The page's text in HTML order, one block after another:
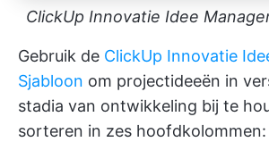
ClickUp Innovatie Idee
Gebruik de ClickUp Innovatie
Sjabloon om projectideeën in
stadia van ontwikkeling bij te
sorteren in zes hoofdkolommen: